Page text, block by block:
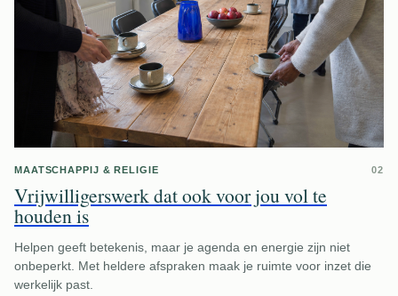
MAATSCHAPPIJ & RELIGIE 02
Vrijwilligerswerk dat ook voor jou vol te
houden is
Helpen geeft betekenis, maar je agenda en energie zijn niet
onbeperkt. Met heldere afspraken maak je ruimte voor inzet die
werkelijk past.